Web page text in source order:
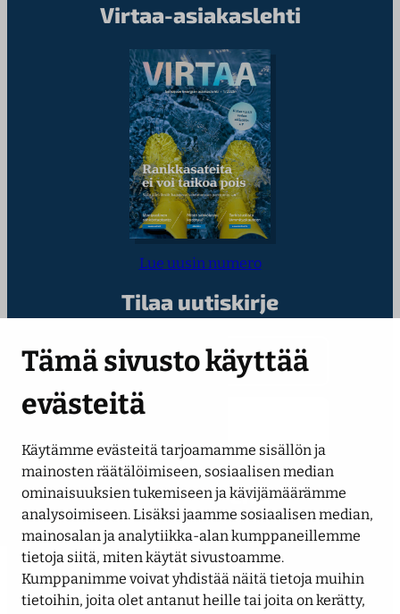
Tämä sivusto käyttää
evästeitä
Käytämme evästeitä tarjoamamme sisällön ja
mainosten räätälöimiseen, sosiaalisen median
ominaisuuksien tukemiseen ja kävijämäärämme
analysoimiseen. Lisäksi jaamme sosiaalisen median,
mainosalan ja analytiikka-alan kumppaneillemme
tietoja siitä, miten käytät sivustoamme.
Kumppanimme voivat yhdistää näitä tietoja muihin
tietoihin, joita olet antanut heille tai joita on kerätty,
Virtaa-asiakaslehti
Lue uusin numero
Tilaa uutiskirje
Kirjoita sähköpostiosoitteesi
Seuraa meitä
LinkedIn Facebook InstagramYouTube